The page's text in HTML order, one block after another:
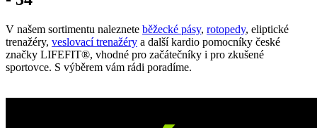
V našem sortimentu naleznete běžecké pásy, rotopedy, eliptické
trenažéry, veslovací trenažéry a další kardio pomocníky české
značky LIFEFIT®, vhodné pro začátečníky i pro zkušené
sportovce. S výběrem vám rádi poradíme.